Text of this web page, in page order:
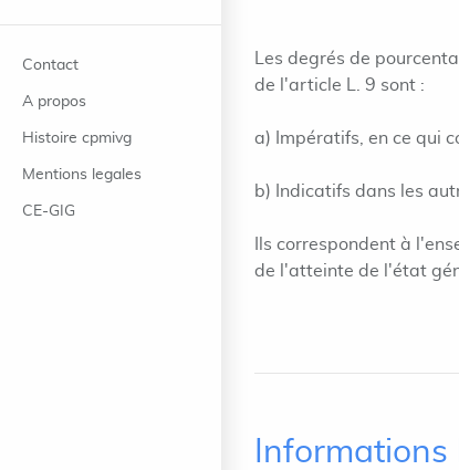
Contact
A propos
Histoire cpmivg
Mentions legales
CE-GIG
Les degrés de
de l'article L. 9 sont :
a) Impératifs, en ce qui
b) Indicatifs dans les
Ils correspondent à
de l'atteinte de l'état
Informations